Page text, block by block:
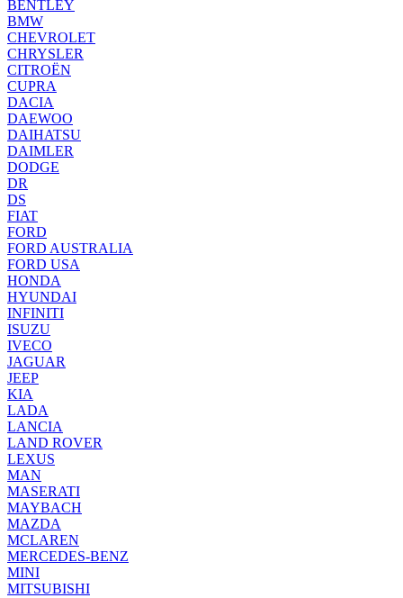
BENTLEY
BMW
CHEVROLET
CHRYSLER
CITROËN
CUPRA
DACIA
DAEWOO
DAIHATSU
DAIMLER
DODGE
DR
DS
FIAT
FORD
FORD AUSTRALIA
FORD USA
HONDA
HYUNDAI
INFINITI
ISUZU
IVECO
JAGUAR
JEEP
KIA
LADA
LANCIA
LAND ROVER
LEXUS
MAN
MASERATI
MAYBACH
MAZDA
MCLAREN
MERCEDES-BENZ
MINI
MITSUBISHI